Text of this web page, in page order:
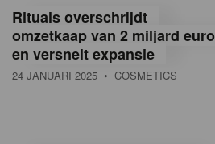
Rituals overschrijdt
omzetkaap van 2 miljard euro
en versnelt expansie
24 JANUARI 2025 • COSMETICS